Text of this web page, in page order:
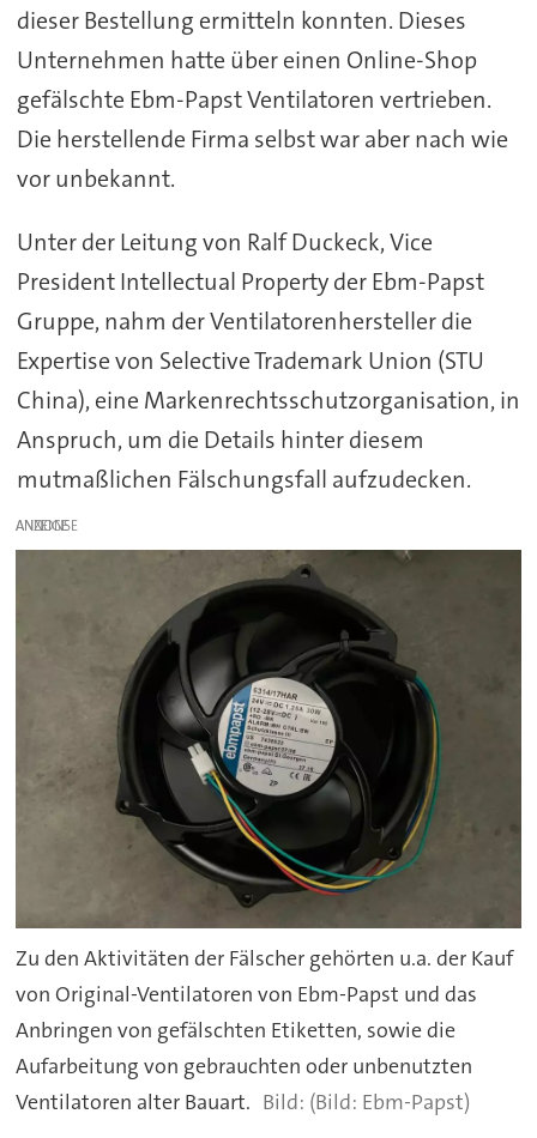
dieser Bestellung ermitteln konnten. Dieses
Unternehmen hatte über einen Online-Shop
gefälschte Ebm-Papst Ventilatoren vertrieben.
Die herstellende Firma selbst war aber nach wie
vor unbekannt.
Unter der Leitung von Ralf Duckeck, Vice
President Intellectual Property der Ebm-Papst
Gruppe, nahm der Ventilatorenhersteller die
Expertise von Selective Trademark Union (STU
China), eine Markenrechtsschutzorganisation, in
Anspruch, um die Details hinter diesem
mutmaßlichen Fälschungsfall aufzudecken.
ANZEIGE
Zu den Aktivitäten der Fälscher gehörten u.a. der Kauf
von Original-Ventilatoren von Ebm-Papst und das
Anbringen von gefälschten Etiketten, sowie die
Aufarbeitung von gebrauchten oder unbenutzten
Ventilatoren alter Bauart.
(Bild: Ebm-Papst)